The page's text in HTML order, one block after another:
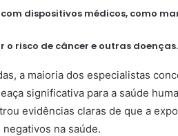
dispositivos médicos, como
risco de câncer e outras doenças.
a maioria dos especialistas
significativa para a saúde
evidências claras de que a
na saúde.